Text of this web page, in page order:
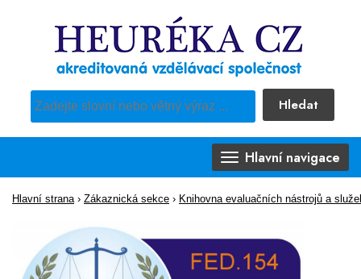
Hledat
Pro vyhledávání obsahu webu použijte předdefinovaný výběr
Hlavní navigace
Hlavní strana › Zákaznická sekce › Knihovna evaluačních nástrojů a